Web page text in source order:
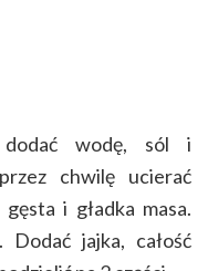
wodę, sól i
chwilę ucierać
i gładka masa.
Dodać jajka, całość